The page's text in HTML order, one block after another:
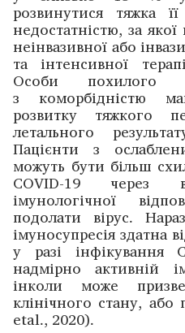
розвинутися тяжка
недостатністю, за
неінвазивної або
та інтенсивної
Особи похилого
з коморбідністю
розвитку ­тяжкого
летального
Пацієнти з
можуть бути більш
COVID-19 через
імунологічної
подолати вірус.
імуносупресія здатна
у разі ­інфікування
надмірно активній
інколи може
клінічного стану,
etal., 2020).